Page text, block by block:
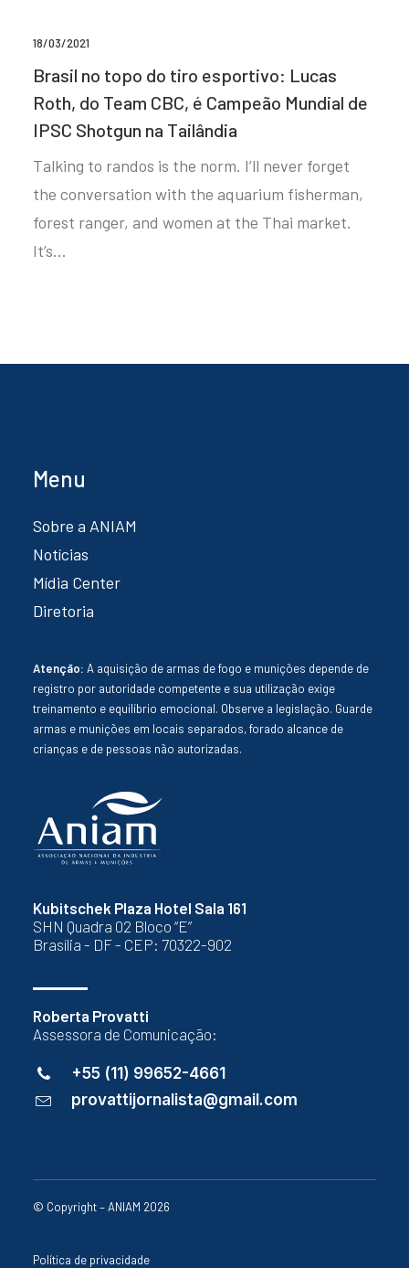
18/03/2021
Brasil no topo do tiro esportivo: Lucas
Roth, do Team CBC, é Campeão Mundial de
IPSC Shotgun na Tailândia
Talking to randos is the norm. I’ll never forget
the conversation with the aquarium fisherman,
forest ranger, and women at the Thai market.
It’s…
Kubitschek Plaza Hotel Sala 161
SHN Quadra 02 Bloco “E”
Brasília - DF - CEP: 70322-902
Roberta Provatti
Assessora de Comunicação:
+55 (11) 99652-4661
provattijornalista@gmail.com
Menu
Sobre a ANIAM
Notícias
Mídia Center
Diretoria
Atenção: A aquisição de armas de fogo e munições depende de
registro por autoridade competente e sua utilização exige
treinamento e equilíbrio emocional. Observe a legislação. Guarde
armas e munições em locais separados, forado alcance de
crianças e de pessoas não autorizadas.
© Copyright – ANIAM 2026
Política de privacidade